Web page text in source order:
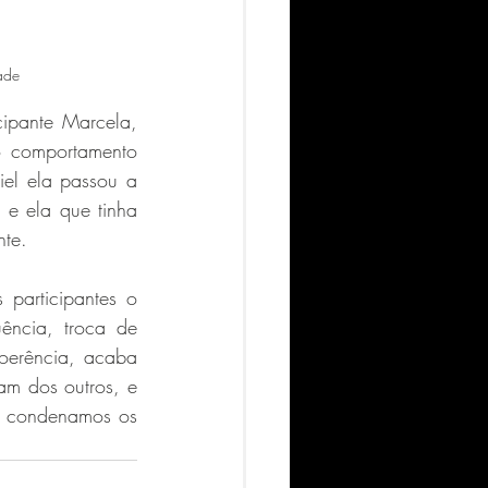
Marcela,
ela passou a
e ela que tinha
o
troca de
acaba
dos outros, e
os